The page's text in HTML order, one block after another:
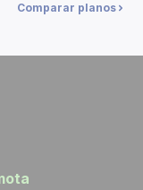
Comparar planos